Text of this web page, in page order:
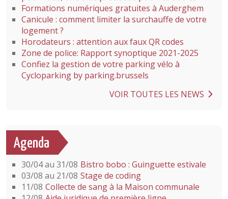
Formations numériques gratuites à Auderghem
Canicule : comment limiter la surchauffe de votre
logement ?
Horodateurs : attention aux faux QR codes
Zone de police: Rapport synoptique 2021-2025
Confiez la gestion de votre parking vélo à
Cycloparking by parking.brussels
VOIR TOUTES LES NEWS
Agenda
30/04 au 31/08 Bistro bobo : Guinguette estivale
03/08 au 21/08 Stage de coding
11/08 Collecte de sang à la Maison communale